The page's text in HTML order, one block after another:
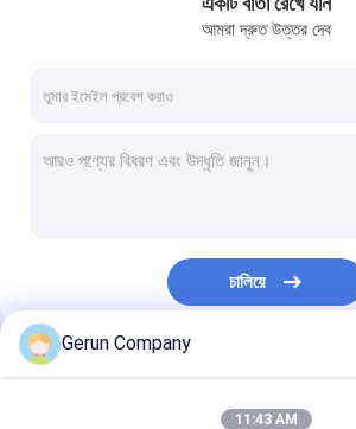
ঢেউতোলা শক্ত কাগজ ডাই কাটার মেশিন
ঢেউতোলা পিচবোর্ড উত্পাদন লাইন
স্বয়ংক্রিয় ফোল্ডার গ্লুয়ার স্টিচার
পাতলা ব্লেড স্লিটার স্কোরার
আমরা দ্রুত উত্তর দেব
চালিয়ে
আমাদের বিভাগসমূহ
Gerun Company
11:43 AM